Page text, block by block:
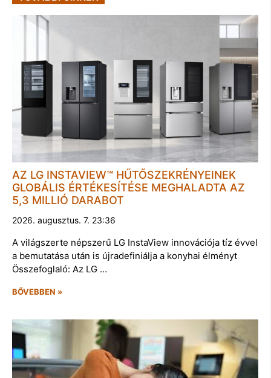
AZ LG INSTAVIEW™ HŰTŐSZEKRÉNYEINEK
GLOBÁLIS ÉRTÉKESÍTÉSE MEGHALADTA AZ
5,3 MILLIÓ DARABOT
2026. augusztus. 7. 23:36
A világszerte népszerű LG InstaView innovációja tíz évvel
a bemutatása után is újradefiniálja a konyhai élményt
Összefoglaló: Az LG …
BŐVEBBEN »